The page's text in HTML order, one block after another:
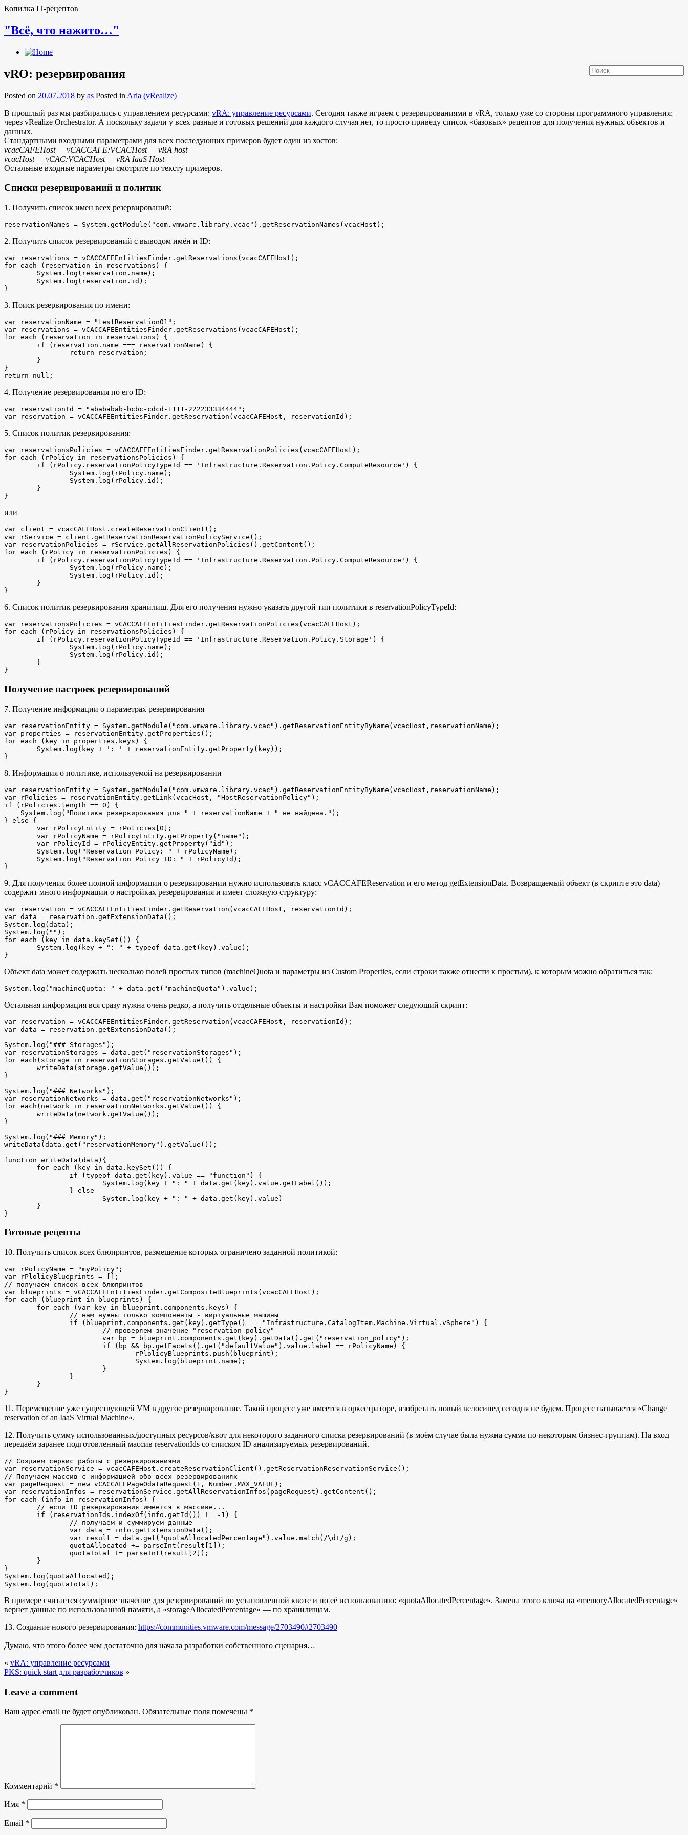
Копилка IT-рецептов
"Всё, что нажито…"
vRO: резервирования
Posted on 20.07.2018 by as Posted in Aria (vRealize)
В прошлый раз мы разбирались с управлением ресурсами: vRA: управление ресурсами. Сегодня также играем с резервированиями в vRA, только уже со стороны программного управления:
через vRealize Orchestrator. А поскольку задачи у всех разные и готовых решений для каждого случая нет, то просто приведу список «базовых» рецептов для получения нужных объектов и
данных.
Стандартными входными параметрами для всех последующих примеров будет один из хостов:
vcacCAFEHost — vCACCAFE:VCACHost — vRA host
vcacHost — vCAC:VCACHost — vRA IaaS Host
Остальные входные параметры смотрите по тексту примеров.
Списки резервирований и политик
1. Получить список имен всех резервирований:
reservationNames = System.getModule("com.vmware.library.vcac").getReservationNames(vcacHost);
2. Получить список резервирований с выводом имён и ID:
var reservations = vCACCAFEEntitiesFinder.getReservations(vcacCAFEHost);
for each (reservation in reservations) {
}
3. Поиск резервирования по имени:
var reservationName = "testReservation01";
var reservations = vCACCAFEEntitiesFinder.getReservations(vcacCAFEHost);
for each (reservation in reservations) {
}
return null;
4. Получение резервирования по его ID:
var reservationId = "abababab-bcbc-cdcd-1111-222233334444";
var reservation = vCACCAFEEntitiesFinder.getReservation(vcacCAFEHost, reservationId);
5. Список политик резервирования:
var reservationsPolicies = vCACCAFEEntitiesFinder.getReservationPolicies(vcacCAFEHost);
for each (rPolicy in reservationsPolicies) {
}
или
var client = vcacCAFEHost.createReservationClient();
var rService = client.getReservationReservationPolicyService();
var reservationPolicies = rService.getAllReservationPolicies().getContent();
for each (rPolicy in reservationPolicies) {
}
6. Список политик резервирования хранилищ. Для его получения нужно указать другой тип политики в reservationPolicyTypeId:
var reservationsPolicies = vCACCAFEEntitiesFinder.getReservationPolicies(vcacCAFEHost);
for each (rPolicy in reservationsPolicies) {
}
Получение настроек резервирований
7. Получение информации о параметрах резервирования
var reservationEntity = System.getModule("com.vmware.library.vcac").getReservationEntityByName(vcacHost,reservationName);
var properties = reservationEntity.getProperties();
for each (key in properties.keys) {
}
8. Информация о политике, используемой на резервировании
var reservationEntity = System.getModule("com.vmware.library.vcac").getReservationEntityByName(vcacHost,reservationName);
var rPolicies = reservationEntity.getLink(vcacHost, "HostReservationPolicy");
if (rPolicies.length == 0) {
    System.log("Политика резервирования для " + reservationName + " не найдена.");
} else {
}
9. Для получения более полной информации о резервировании нужно использовать класс vCACCAFEReservation и его метод getExtensionData. Возвращаемый объект (в скрипте это data)
содержит много информации о настройках резервирования и имеет сложную структуру:
var reservation = vCACCAFEEntitiesFinder.getReservation(vcacCAFEHost, reservationId);
var data = reservation.getExtensionData();
System.log(data);
System.log("");
for each (key in data.keySet()) {
}
Объект data может содержать несколько полей простых типов (machineQuota и параметры из Custom Properties, если строки также отнести к простым), к которым можно обратиться так:
System.log("machineQuota: " + data.get("machineQuota").value);
Остальная информация вся сразу нужна очень редко, а получить отдельные объекты и настройки Вам поможет следующий скрипт:
var reservation = vCACCAFEEntitiesFinder.getReservation(vcacCAFEHost, reservationId);
var data = reservation.getExtensionData();
System.log("### Storages");
var reservationStorages = data.get("reservationStorages");
for each(storage in reservationStorages.getValue()) {
}
System.log("### Networks");
var reservationNetworks = data.get("reservationNetworks");
for each(network in reservationNetworks.getValue()) {
}
System.log("### Memory");
writeData(data.get("reservationMemory").getValue());
function writeData(data){
}
Готовые рецепты
10. Получить список всех блюпринтов, размещение которых ограничено заданной политикой:
var rPolicyName = "myPolicy";
var rPlolicyBlueprints = [];
// получаем список всех блюпринтов
var blueprints = vCACCAFEEntitiesFinder.getCompositeBlueprints(vcacCAFEHost);
for each (blueprint in blueprints) {
}
11. Перемещение уже существующей VM в другое резервирование. Такой процесс уже имеется в оркестраторе, изобретать новый велосипед сегодня не будем. Процесс называется «Change
reservation of an IaaS Virtual Machine».
12. Получить сумму использованных/доступных ресурсов/квот для некоторого заданного списка резервирований (в моём случае была нужна сумма по некоторым бизнес-группам). На вход
передаём заранее подготовленный массив reservationIds со списком ID анализируемых резервирований.
// Создаём сервис работы с резервированиями
var reservationService = vcacCAFEHost.createReservationClient().getReservationReservationService();
// Получаем массив с информацией обо всех резервированиях
var pageRequest = new vCACCAFEPageOdataRequest(1, Number.MAX_VALUE);
var reservationInfos = reservationService.getAllReservationInfos(pageRequest).getContent();
for each (info in reservationInfos) {
}
System.log(quotaAllocated);
System.log(quotaTotal);
В примере считается суммарное значение для резервирований по установленной квоте и по её использованию: «quotaAllocatedPercentage». Замена этого ключа на «memoryAllocatedPercentage»
вернет данные по использованной памяти, а «storageAllocatedPercentage» — по хранилищам.
13. Создание нового резервирования: https://communities.vmware.com/message/2703490#2703490
Думаю, что этого более чем достаточно для начала разработки собственного сценария…
« vRA: управление ресурсами
PKS: quick start для разработчиков »
Leave a comment
Ваш адрес email не будет опубликован. Обязательные поля помечены *
Комментарий *
Имя *
Email *